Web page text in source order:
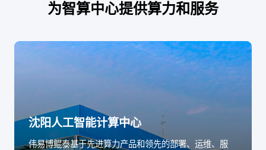
为智算中心提供算力和服务
沈阳人工智能计算中心
伟易博鲲泰基于先进算力产品和领先的部署、运维、服